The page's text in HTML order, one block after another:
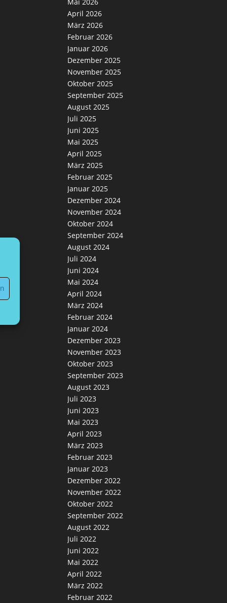
April 2026
März 2026
Februar 2026
Januar 2026
Dezember 2025
November 2025
Oktober 2025
September 2025
August 2025
Juli 2025
Juni 2025
Mai 2025
April 2025
März 2025
Februar 2025
Januar 2025
Dezember 2024
November 2024
Oktober 2024
September 2024
August 2024
Juli 2024
Juni 2024
Mai 2024
April 2024
März 2024
Februar 2024
Januar 2024
Dezember 2023
November 2023
Oktober 2023
September 2023
August 2023
Juli 2023
Juni 2023
Mai 2023
April 2023
März 2023
Februar 2023
Januar 2023
Dezember 2022
November 2022
Oktober 2022
September 2022
August 2022
Juli 2022
Juni 2022
Mai 2022
April 2022
März 2022
Februar 2022